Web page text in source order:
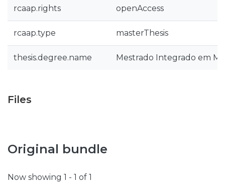
rcaap.rights openAccess
rcaap.type masterThesis
thesis.degree.name Mestrado Integrado em
Files
Original bundle
Now showing 1 - 1 of 1